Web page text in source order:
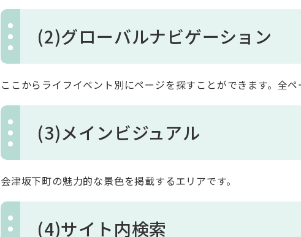
(2)グローバルナビゲーション
ここからライフイベント別にページを探すことができます。全
(3)メインビジュアル
会津坂下町の魅力的な景色を掲載するエリアです。
(4)サイト内検索